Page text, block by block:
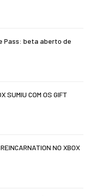
Pass: beta aberto de
SUMIU COM OS GIFT
NO XBOX